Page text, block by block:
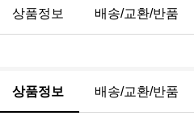
상품정보 배송/교환/반품
상품정보 배송/교환/반품